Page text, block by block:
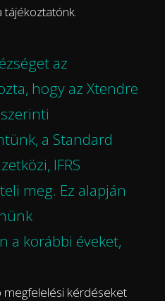
az
hogy az Xtendre
a Standard
IFRS
meg. Ez alapján
a korábbi éveket,
megfelelési kérdéseket